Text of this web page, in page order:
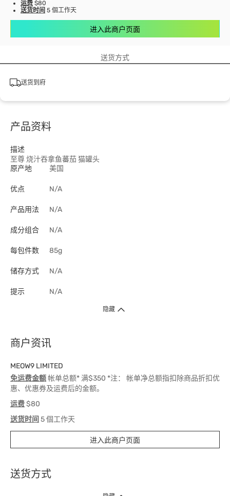
运费 $80
送货时间 5 個工作天
进入此商户页面
送货方式
送货到府
产品资料
描述
至尊 烧汁吞拿鱼蕃茄 猫罐头
原产地
美国
优点 N/A
产品用法 N/A
成分组合 N/A
每包件数 85g
储存方式 N/A
提示 N/A
隐藏
商户资讯
MEOW9 LIMITED
免运费金额帐单总额* 满$350 *注： 帐单净总额指扣除商品折扣优
惠、优惠券及运费后的金额。
运费$80
送货时间 5 個工作天
进入此商户页面
送货方式